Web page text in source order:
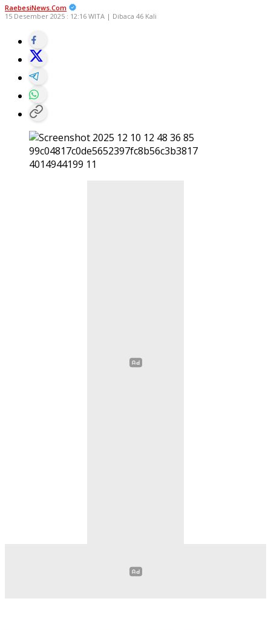
RaebesiNews.Com
15 Desember 2025 : 12:16 WITA | Dibaca 46 Kali